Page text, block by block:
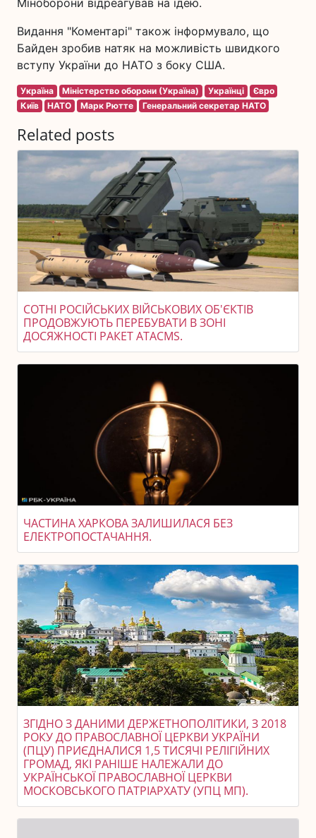
Видання "Коментарі" також інформувало, що
Байден зробив натяк на можливість швидкого
вступу України до НАТО з боку США.
Україна Міністерство оборони (Україна) Українці
Євро
Київ
НАТО Марк Рютте Генеральний секретар НАТО
Related posts
СОТНІ РОСІЙСЬКИХ ВІЙСЬКОВИХ ОБ'ЄКТІВ
ПРОДОВЖУЮТЬ ПЕРЕБУВАТИ В ЗОНІ
ДОСЯЖНОСТІ РАКЕТ ATACMS.
ЧАСТИНА ХАРКОВА ЗАЛИШИЛАСЯ БЕЗ
ЕЛЕКТРОПОСТАЧАННЯ.
ЗГІДНО З ДАНИМИ ДЕРЖЕТНОПОЛІТИКИ, З 2018
РОКУ ДО ПРАВОСЛАВНОЇ ЦЕРКВИ УКРАЇНИ
(ПЦУ) ПРИЄДНАЛИСЯ 1,5 ТИСЯЧІ РЕЛІГІЙНИХ
ГРОМАД, ЯКІ РАНІШЕ НАЛЕЖАЛИ ДО
УКРАЇНСЬКОЇ ПРАВОСЛАВНОЇ ЦЕРКВИ
МОСКОВСЬКОГО ПАТРІАРХАТУ (УПЦ МП).